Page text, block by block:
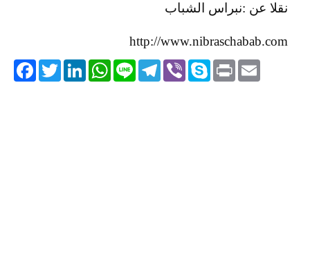
نقلا عن :نبراس الشباب
http://www.nibraschabab.com
TwitterLinkedIn
WhatsApp Line
Telegram ViberSkype PrintEmail